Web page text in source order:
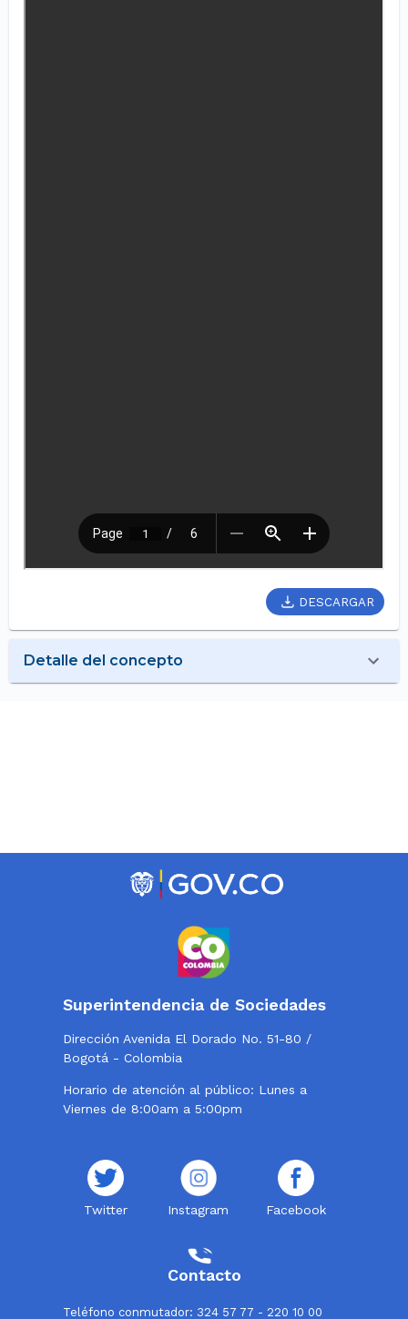
DESCARGAR
Detalle del concepto
Superintendencia de Sociedades
Dirección Avenida El Dorado No. 51-80 /
Bogotá - Colombia
Horario de atención al público: Lunes a
Viernes de 8:00am a 5:00pm
Twitter Instagram Facebook
Contacto
Teléfono conmutador: 324 57 77 - 220 10 00